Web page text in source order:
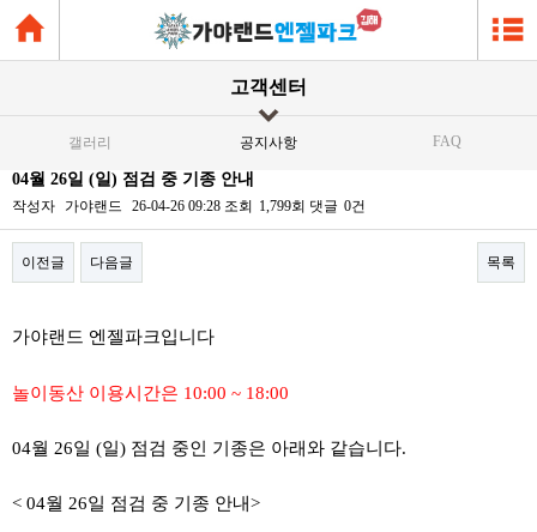
고객센터
갤러리 공지사항 FAQ
04월 26일 (일) 점검 중 기종 안내
작성자 가야랜드 26-04-26 09:28 조회 1,799회 댓글 0건
이전글 다음글 목록
가야랜드 엔젤파크입니다
놀이동산 이용시간은 10:00 ~ 18:00
04월 26일 (일) 점검 중인 기종은 아래와 같습니다.
< 04월 26일 점검 중 기종 안내>